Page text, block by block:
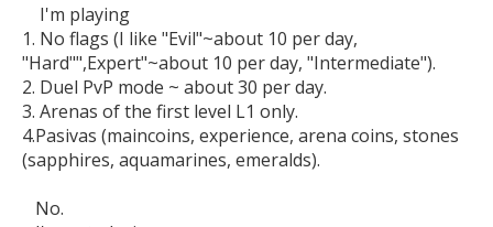
1. No flags (I like "Evil"~about 10 per day,
"Hard"",Expert"~about 10 per day, "Intermediate").
2. Duel PvP mode ~ about 30 per day.
3. Arenas of the first level L1 only.
4.Pasivas (maincoins, experience, arena coins, stones
(sapphires, aquamarines, emeralds).